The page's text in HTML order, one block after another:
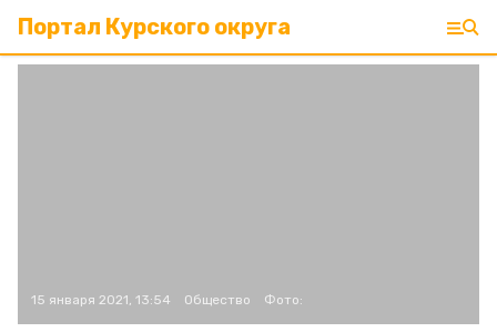
Портал Курского округа
15 января 2021, 13:54 Общество Фото: